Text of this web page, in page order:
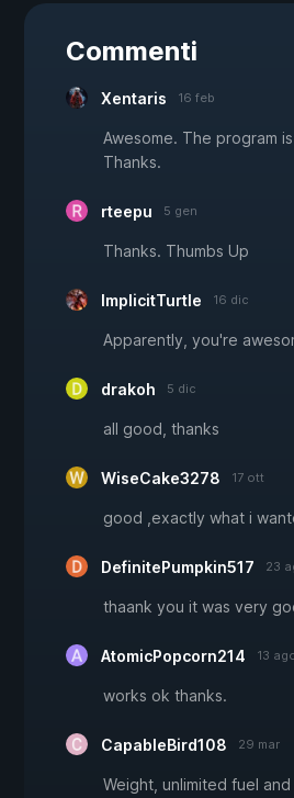
Commenti
Xentaris 16 feb
Awesome. The program
Thanks.
rteepu 5 gen
Thanks. Thumbs Up
ImplicitTurtle 16 dic
Apparently, you're
drakoh 5 dic
all good, thanks
WiseCake3278 17 ott
good ,exactly what i
DefinitePumpkin517 23
thaank you it was very
AtomicPopcorn214 13
works ok thanks.
CapableBird108 29 mar
Weight, unlimited fuel